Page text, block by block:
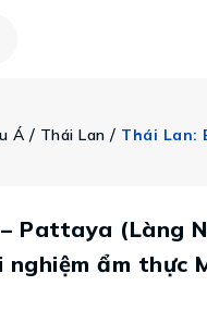
Tin tức
Á / Thái Lan /
Pattaya (Làng
ẩm thực